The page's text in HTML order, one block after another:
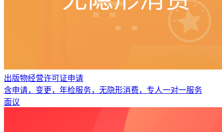
出版物经营许可证申请
含申请，变更，年检服务，无隐形消费，专人一对一服务
面议